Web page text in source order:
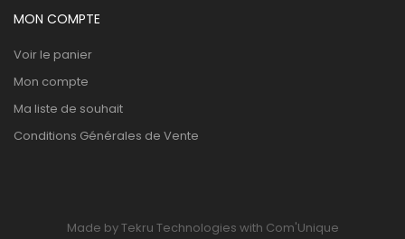
MON COMPTE
Voir le panier
Mon compte
Ma liste de souhait
Conditions Générales de Vente
Made by Tekru Technologies with Com'Unique